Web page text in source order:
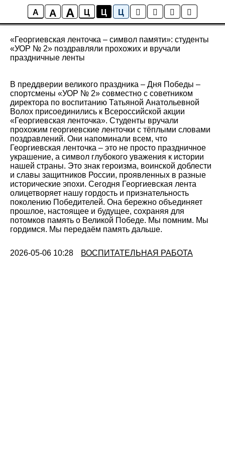
A A A Ц Ц Ц
Новости
«Георгиевская ленточка – символ памяти»: студенты
«УОР № 2» поздравляли прохожих и вручали
праздничные ленты
В преддверии великого праздника – Дня Победы –
спортсмены «УОР № 2» совместно с советником
директора по воспитанию Татьяной Анатольевной
Волох присоединились к Всероссийской акции
«Георгиевская ленточка». Студенты вручали
прохожим георгиевские ленточки с тёплыми словами
поздравлений. Они напоминали всем, что
Георгиевская ленточка – это не просто праздничное
украшение, а символ глубокого уважения к истории
нашей страны. Это знак героизма, воинской доблести
и славы защитников России, проявленных в разные
исторические эпохи. Сегодня Георгиевская лента
олицетворяет нашу гордость и признательность
поколению Победителей. Она бережно объединяет
прошлое, настоящее и будущее, сохраняя для
потомков память о Великой Победе. Мы помним. Мы
гордимся. Мы передаём память дальше.
2026-05-06 10:28 ВОСПИТАТЕЛЬНАЯ РАБОТА